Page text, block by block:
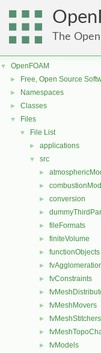
The
▼ OpenFOAM
► Free, Open Source
► Namespaces
► Classes
▼ Files
▼ File List
► applications
▼ src
►
►
► conversion
►
► fileFormats
► finiteVolume
► functionObjects
►
► fvConstraints
►
► fvMeshMovers
► fvMeshStitchers
►
► fvModels